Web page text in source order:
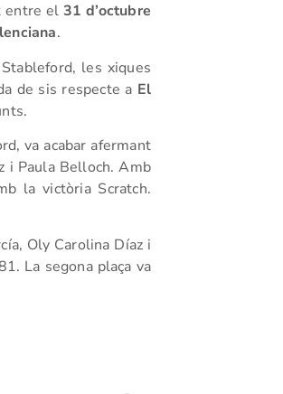
entre el31 d’octubre
.
les xiques
de sis respecte a El
va acabar afermant
i Paula Belloch. Amb
la victòria Scratch.
Oly Carolina Díaz i
La segona plaça va